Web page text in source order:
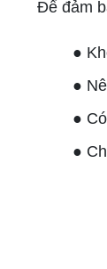
Để đảm
●
●
●
●